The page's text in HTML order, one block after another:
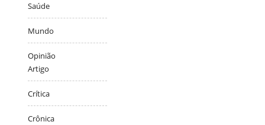
Saúde
Mundo
Opinião
Artigo
Crítica
Crônica